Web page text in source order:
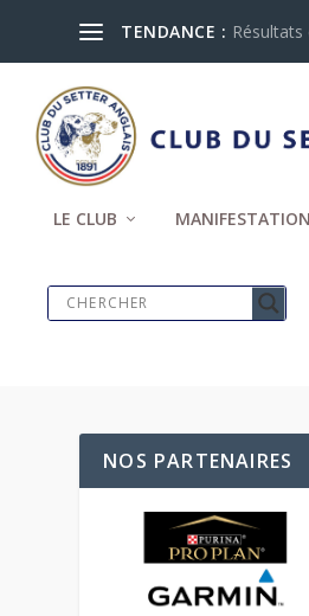
TENDANCE : Résultats
LE CLUB
NOS PARTENAIRES